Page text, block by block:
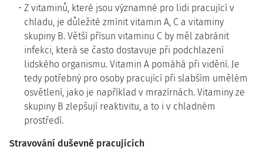
Z vitaminů, které jsou významné pro lidi pracující v
chladu, je důležité zmínit vitamin A, C a vitaminy
skupiny B. Větší přísun vitaminu C by měl zabránit
infekci, která se často dostavuje při podchlazení
lidského organismu. Vitamin A pomáhá při vidění. Je
tedy potřebný pro osoby pracující při slabším umělém
osvětlení, jako je například v mrazírnách. Vitaminy ze
skupiny B zlepšují reaktivitu, a to i v chladném
prostředí.
Stravování duševně pracujících